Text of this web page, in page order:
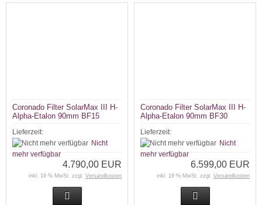
Coronado Filter SolarMax III H-
Alpha-Etalon 90mm BF15
Lieferzeit:
Nicht
mehr verfügbar
4.790,00 EUR
inkl. 19 % MwSt. zzgl. Versandkosten
Coronado Filter SolarMax III H-
Alpha-Etalon 90mm BF30
Lieferzeit:
Nicht
mehr verfügbar
6.599,00 EUR
inkl. 19 % MwSt. zzgl. Versandkosten